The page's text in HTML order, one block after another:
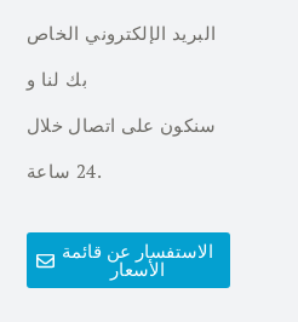
البريد الإلكتروني الخاص
بك لنا و
سنكون على اتصال خلال
24 ساعة.
الاستفسار عن قائمة
الأسعار